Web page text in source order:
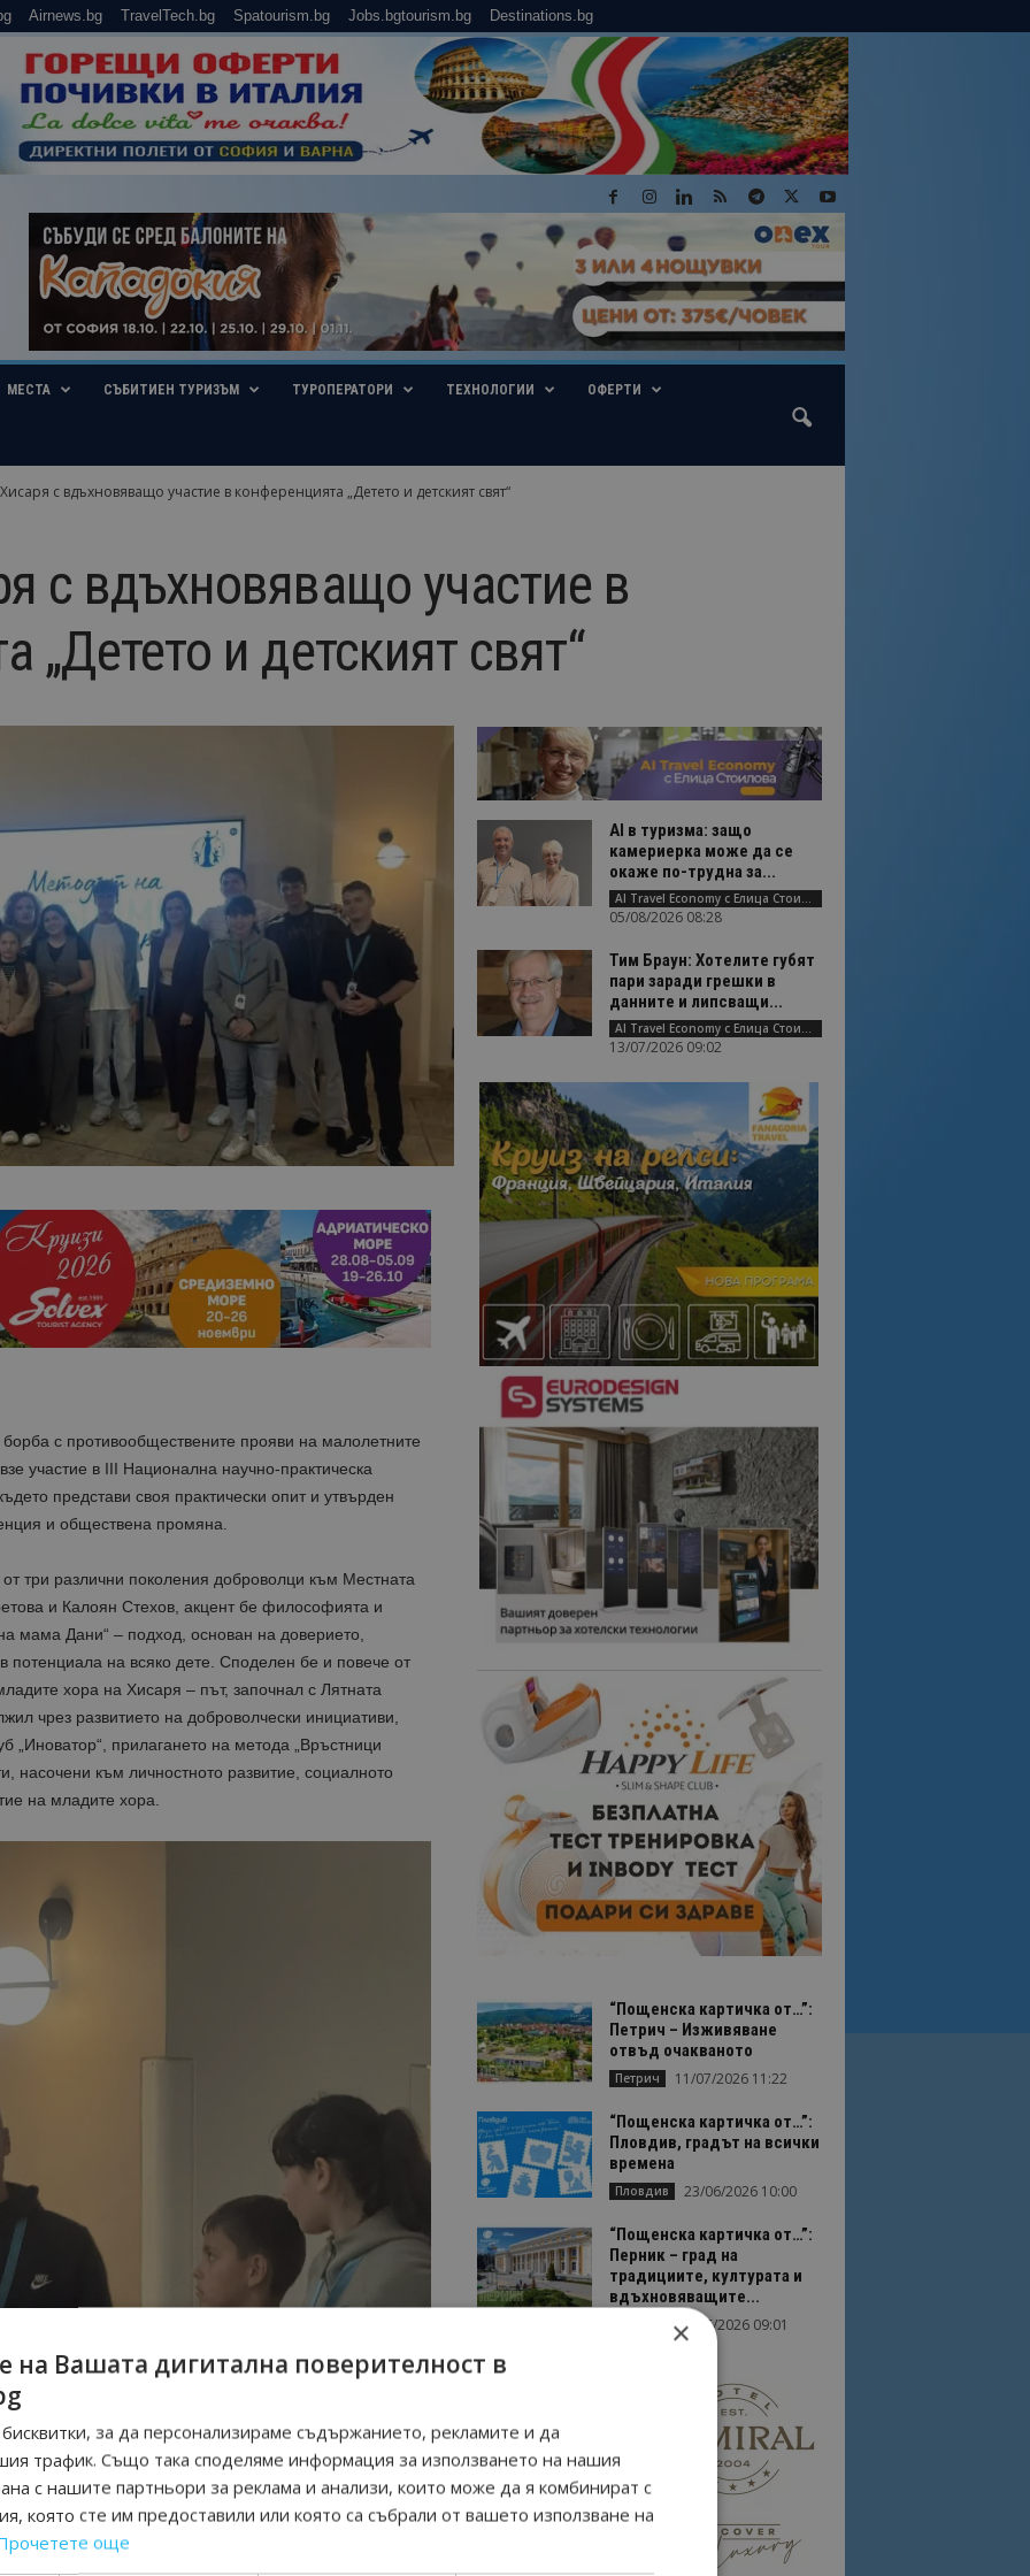
Airnews.bg TravelTech.bg Spatourism.bg Jobs.bgtourism.bg Destinations.bg
МЕСТА СЪБИТИЕН ТУРИЗЪМ ТУРОПЕРАТОРИ ТЕХНОЛОГИИ ОФЕРТИ
с вдъхновяващо участие в конференцията „Детето и детският свят“
с вдъхновяващо участие в
„Детето и детският свят“
с противообществените прояви на малолетните
участие в III Национална научно-практическа
представи своя практически опит и утвърден
и обществена промяна.
три различни поколения доброволци към Местната
и Калоян Стехов, акцент бе философията и
мама Дани“ – подход, основан на доверието,
потенциала на всяко дете. Споделен бе и повече от
хора на Хисаря – път, започнал с Лятната
чрез развитието на доброволчески инициативи,
„Иноватор“, прилагането на метода „Връстници
насочени към личностното развитие, социалното
на младите хора.
AI в туризма: защо
камериерка може да се
окаже по-трудна за...
AI Travel Economy с Елица Стоилова
05/08/2026 08:28
Тим Браун: Хотелите губят
пари заради грешки в
данните и липсващи...
AI Travel Economy с Елица Стоилова
13/07/2026 09:02
“Пощенска картичка от…”:
Петрич – Изживяване
отвъд очакваното
Петрич 11/07/2026 11:22
“Пощенска картичка от…”:
Пловдив, градът на всички
времена
Пловдив 23/06/2026 10:00
“Пощенска картичка от…”:
Перник – град на
традициите, културата и
вдъхновяващите...
17/06/2026 09:01
×
на Вашата дигитална поверителност в
за да персонализираме съдържанието, рекламите и да
трафик. Също така споделяме информация за използването на нашия
с нашите партньори за реклама и анализи, които може да я комбинират с
която сте им предоставили или която са събрали от вашето използване на
още